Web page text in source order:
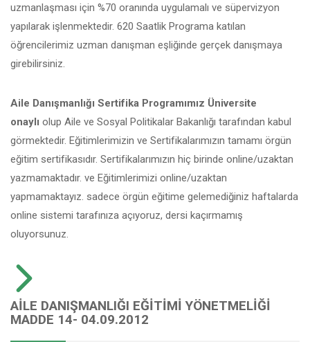
uzmanlaşması için %70 oranında uygulamalı ve süpervizyon
yapılarak işlenmektedir. 620 Saatlik Programa katılan
öğrencilerimiz uzman danışman eşliğinde gerçek danışmaya
girebilirsiniz.
Aile Danışmanlığı Sertifika Programımız Üniversite
onaylı olup Aile ve Sosyal Politikalar Bakanlığı tarafından kabul
görmektedir. Eğitimlerimizin ve Sertifikalarımızın tamamı örgün
eğitim sertifikasıdır. Sertifikalarımızın hiç birinde online/uzaktan
yazmamaktadır. ve Eğitimlerimizi online/uzaktan
yapmamaktayız. sadece örgün eğitime gelemediğiniz haftalarda
online sistemi tarafınıza açıyoruz, dersi kaçırmamış
oluyorsunuz.
AILE DANIŞMANLIĞI EĞITIMI YÖNETMELIĞI
MADDE 14- 04.09.2012